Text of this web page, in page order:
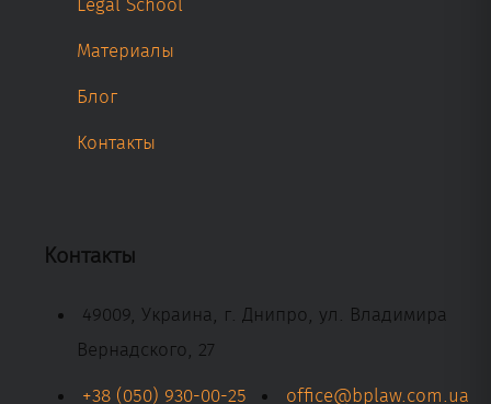
Legal School
Материалы
Блог
Контакты
Контакты
49009, Украина, г. Днипро, ул. Владимира
Вернадского, 27
+38 (050) 930-00-25
office@bplaw.com.ua